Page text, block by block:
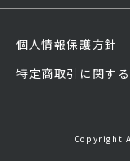
個人情報保護方針
特定商取引に関す
Copyright